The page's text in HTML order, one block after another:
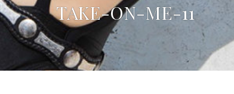
TAKE-ON-ME-11